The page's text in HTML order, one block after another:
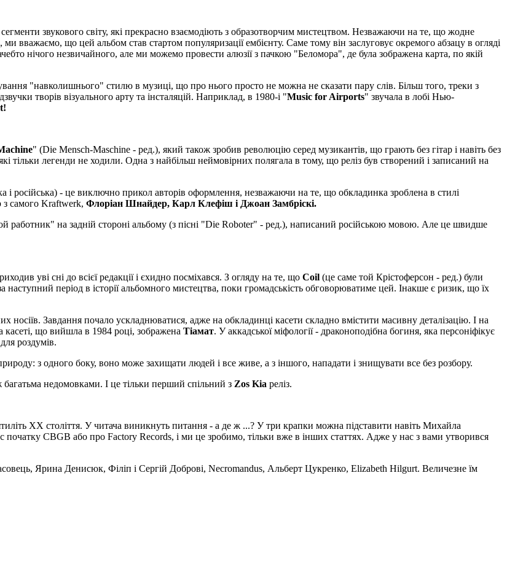
звукового світу, які прекрасно взаємодіють з образотворчим мистецтвом. Незважаючи на те, що жодне
, ми вважаємо, що цей альбом став стартом популяризації ембієнту. Саме тому він заслуговує окремого абзацу в огляді
нічого незвичайного, але ми можемо провести алюзії з пачкою "Беломора", де була зображена карта, по якій
"навколишнього" стилю в музиці, що про нього просто не можна не сказати пару слів. Більш того, треки з
творів візуального арту та інсталяцій. Наприклад, в 1980-і "Music for Airports" звучала в лобі Нью-
" (Die Mensch-Maschine - ред.), який також зробив революцію серед музикантів, що грають без гітар і навіть без
тільки легенди не ходили. Одна з найбільш неймовірних полягала в тому, що реліз був створений і записаний на
російська) - це виключно прикол авторів оформлення, незважаючи на те, що обкладинка зроблена в стилі
з самого Kraftwerk, Флоріан Шнайдер, Карл Клефіш і Джоан Замбріскі.
на задній стороні альбому (з пісні "Die Roboter" - ред.), написаний російською мовою. Але це швидше
уві сні до всієї редакції і єхидно посміхався. З огляду на те, що Coil (це саме той Крістоферсон - ред.) були
період в історії альбомного мистецтва, поки громадськість обговорюватиме цей. Інакше є ризик, що їх
Завдання почало ускладнюватися, адже на обкладинці касети складно вмістити масивну деталізацію. І на
що вийшла в 1984 році, зображена Тіамат. У аккадської міфології - драконоподібна богиня, яка персоніфікує
роздумів.
з одного боку, воно може захищати людей і все живе, а з іншого, нападати і знищувати все без розбору.
багатьма недомовками. І це тільки перший спільний з Zos Kia реліз.
XX століття. У читача виникнуть питання - а де ж ...? У три крапки можна підставити навіть Михайла
CBGB або про Factory Records, і ми це зробимо, тільки вже в інших статтях. Адже у нас з вами утворився
Ярина Денисюк, Філіп і Сергій Доброві, Necromandus, Альберт Цукренко, Elizabeth Hilgurt. Величезне їм